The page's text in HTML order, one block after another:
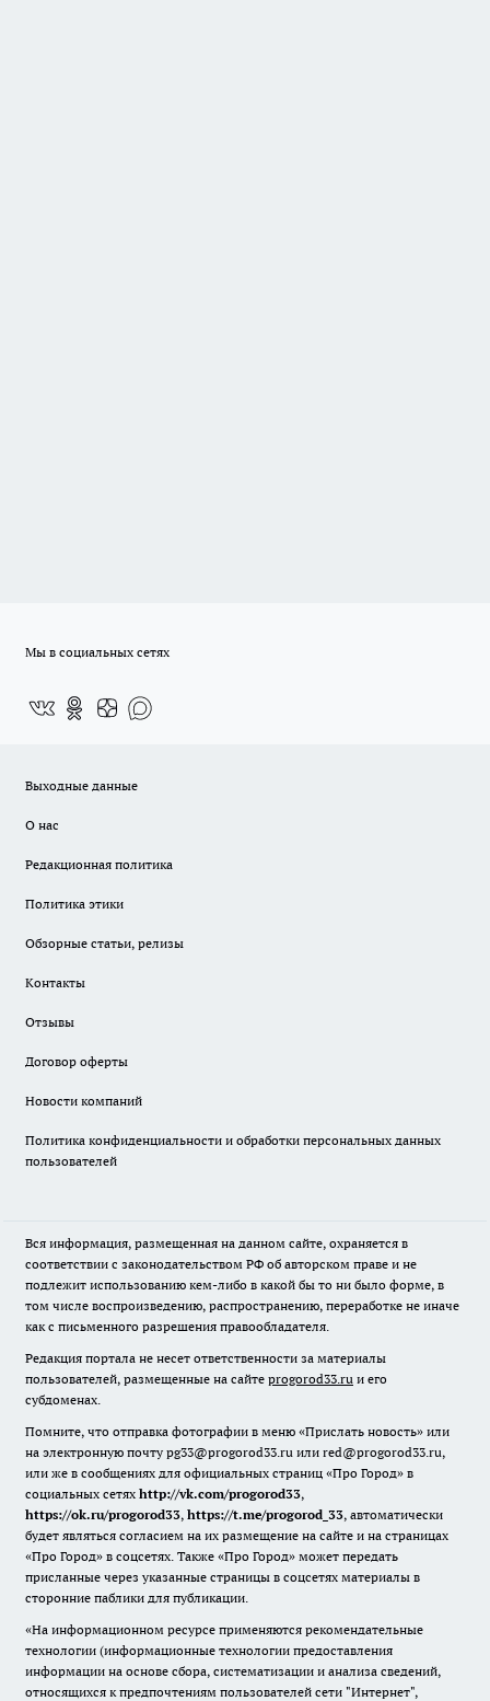
Мы в социальных сетях
Выходные данные
О нас
Редакционная политика
Политика этики
Обзорные статьи, релизы
Контакты
Отзывы
Договор оферты
Новости компаний
Политика конфиденциальности и обработки персональных данных
пользователей
Вся информация, размещенная на данном сайте, охраняется в
соответствии с законодательством РФ об авторском праве и не
подлежит использованию кем-либо в какой бы то ни было форме, в
том числе воспроизведению, распространению, переработке не иначе
как с письменного разрешения правообладателя.
Редакция портала не несет ответственности за материалы
пользователей, размещенные на сайте progorod33.ru и его
субдоменах.
Помните, что отправка фотографии в меню «Прислать новость» или
на электронную почту pg33@progorod33.ru или red@progorod33.ru,
или же в сообщениях для официальных страниц «Про Город» в
социальных сетях http://vk.com/progorod33,
https://ok.ru/progorod33, https://t.me/progorod_33, автоматически
будет являться согласием на их размещение на сайте и на страницах
«Про Город» в соцсетях. Также «Про Город» может передать
присланные через указанные страницы в соцсетях материалы в
сторонние паблики для публикации.
«На информационном ресурсе применяются рекомендательные
технологии (информационные технологии предоставления
информации на основе сбора, систематизации и анализа сведений,
относящихся к предпочтениям пользователей сети "Интернет",